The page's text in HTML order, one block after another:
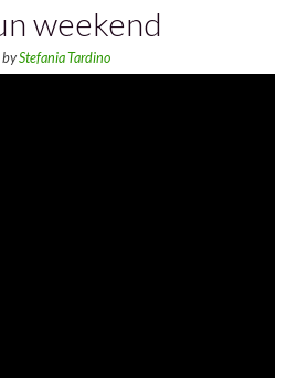
weekend
byStefania Tardino